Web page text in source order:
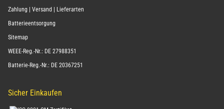
Zahlung | Versand | Lieferarten
Batterieentsorgung
Sitemap
WEEE-Reg.-Nr.: DE 27988351
Batterie-Reg.-Nr.: DE 20367251
Sicher Einkaufen